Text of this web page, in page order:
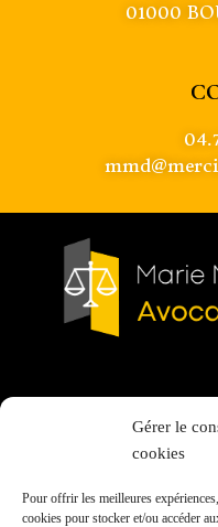
Gérer le
cookies
Pour offrir les meilleures
cookies pour stocker et/ou accéder
01000